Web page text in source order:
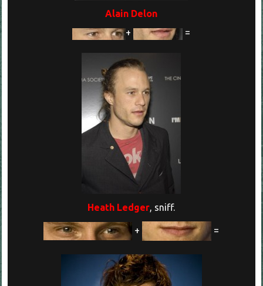
Alain Delon
+
=
Heath Ledger, sniff.
+ =